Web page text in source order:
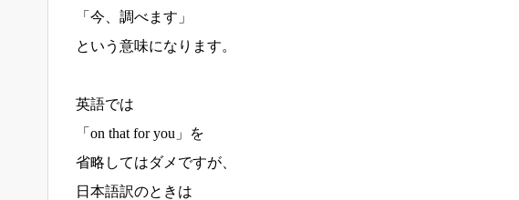
「今、調べます」
という意味になります。
英語では
「on that for you」を
省略してはダメですが、
日本語訳のときは